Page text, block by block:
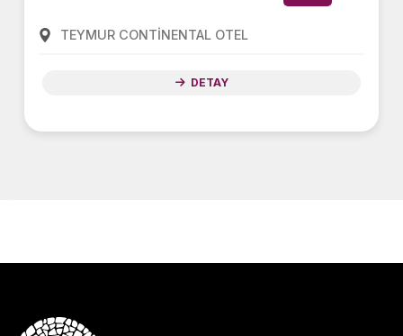
TEYMUR CONTİNENTAL OTEL
DETAY